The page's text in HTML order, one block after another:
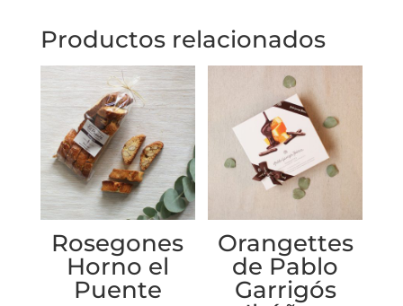
Productos relacionados
Rosegones
Horno el
Puente
Orangettes
de Pablo
Garrigós